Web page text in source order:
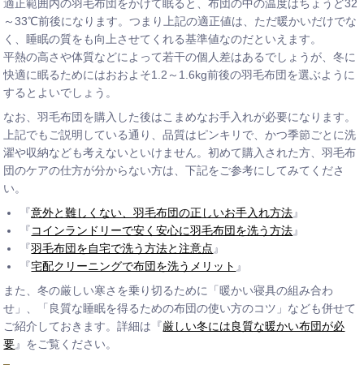
適正範囲内の羽毛布団をかけて眠ると、布団の中の温度はちょうど32
～33℃前後になります。つまり上記の適正値は、ただ暖かいだけでな
く、睡眠の質をも向上させてくれる基準値なのだといえます。
平熱の高さや体質などによって若干の個人差はあるでしょうが、冬に
快適に眠るためにはおおよそ1.2～1.6kg前後の羽毛布団を選ぶように
するとよいでしょう。
なお、羽毛布団を購入した後はこまめなお手入れが必要になります。
上記でもご説明している通り、品質はピンキリで、かつ季節ごとに洗
濯や収納なども考えないといけません。初めて購入された方、羽毛布
団のケアの仕方が分からない方は、下記をご参考にしてみてくださ
い。
『意外と難しくない、羽毛布団の正しいお手入れ方法』
『コインランドリーで安く安心に羽毛布団を洗う方法』
『羽毛布団を自宅で洗う方法と注意点』
『宅配クリーニングで布団を洗うメリット 』
また、冬の厳しい寒さを乗り切るために「暖かい寝具の組み合わ
せ」、「良質な睡眠を得るための布団の使い方のコツ」なども併せて
ご紹介しておきます。詳細は『厳しい冬には良質な暖かい布団が必
要』をご覧ください。